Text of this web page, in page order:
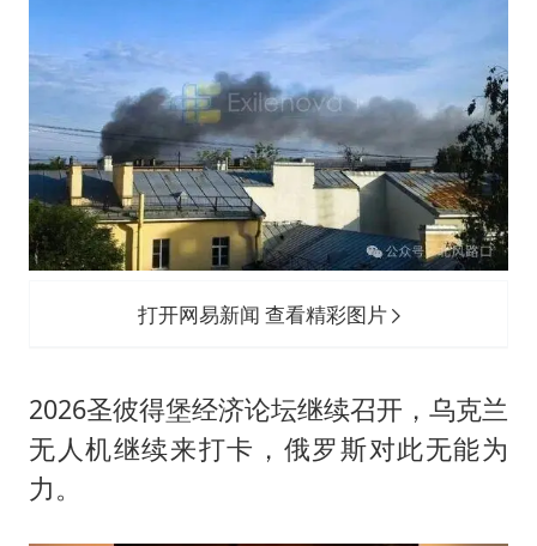
打开网易新闻 查看精彩图片
2026圣彼得堡经济论坛继续召开，乌克兰
无人机继续来打卡，俄罗斯对此无能为
力。